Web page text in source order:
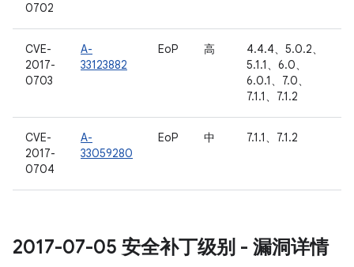
0702
CVE-
2017-
0703
A-
33123882
EoP 高
4.4.4、5.0.2、
5.1.1、6.0、
6.0.1、7.0、
7.1.1、7.1.2
CVE-
2017-
0704
A-
33059280
EoP 中 7.1.1、7.1.2
2017-07-05 安全补丁级别 - 漏洞详情